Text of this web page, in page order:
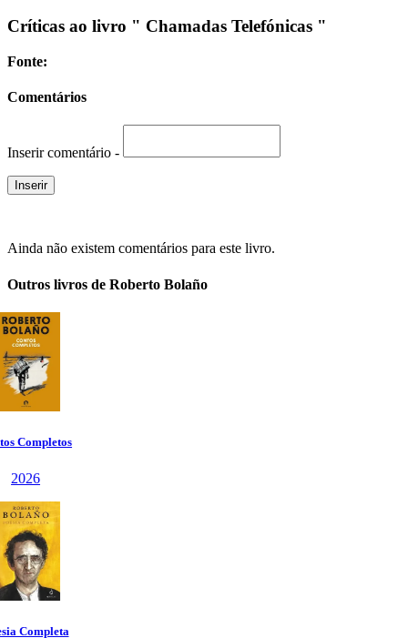
Críticas ao livro " Chamadas Telefónicas "
Fonte:
Comentários
Inserir comentário -
Ainda não existem comentários para este livro.
Outros livros de Roberto Bolaño